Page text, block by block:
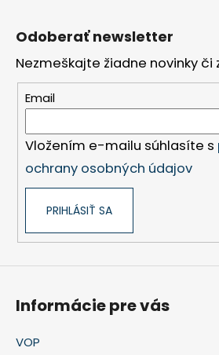
Z
Odoberať newsletter
Nezmeškajte žiadne novinky či
Email
Vložením e-mailu súhlasíte s
ochrany osobných údajov
PRIHLÁSIŤ SA
Informácie pre vás
VOP